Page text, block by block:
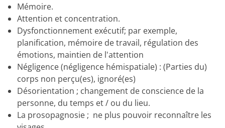
Mémoire.
Attention et concentration.
Dysfonctionnement exécutif; par exemple,
planification, mémoire de travail, régulation des
émotions, maintien de l'attention
Négligence (négligence hémispatiale) : (Parties du)
corps non perçu(es), ignoré(es)
Désorientation ; changement de conscience de la
personne, du temps et / ou du lieu.
La prosopagnosie ; ne plus pouvoir reconnaître les